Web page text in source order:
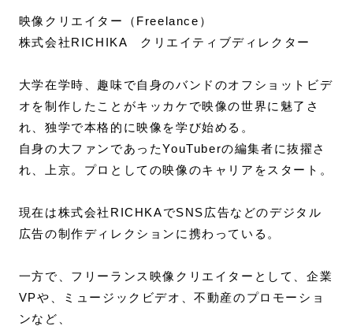
映像クリエイター（Freelance）
株式会社RICHIKA クリエイティブディレクター
大学在学時、趣味で自身のバンドのオフショットビデ
オを制作したことがキッカケで映像の世界に魅了さ
れ、独学で本格的に映像を学び始める。
自身の大ファンであったYouTuberの編集者に抜擢さ
れ、上京。プロとしての映像のキャリアをスタート。
現在は株式会社RICHKAでSNS広告などのデジタル
広告の制作ディレクションに携わっている。
一方で、フリーランス映像クリエイターとして、企業
VPや、ミュージックビデオ、不動産のプロモーショ
ンなど、